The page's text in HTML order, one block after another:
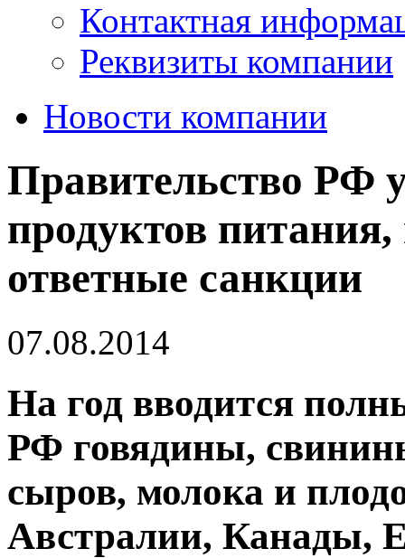
Контактная
Реквизиты компании
Новости компании
Правительство РФ
продуктов
ответные санкции
07.08.2014
На год вводится
РФ говядины,
сыров, молока и
Австралии,